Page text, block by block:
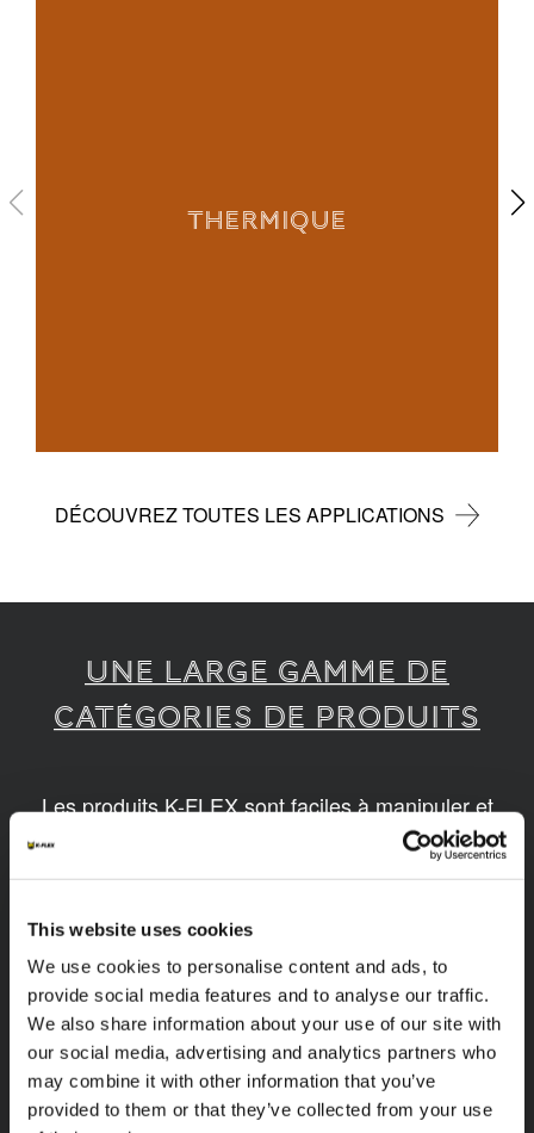
This website uses cookies
We use cookies to personalise content and ads, to
provide social media features and to analyse our traffic.
We also share information about your use of our site with
our social media, advertising and analytics partners who
may combine it with other information that you’ve
provided to them or that they’ve collected from your use
THERMIQUE
DÉCOUVREZ TOUTES LES APPLICATIONS
UNE LARGE GAMME DE
CATÉGORIES DE PRODUITS
Les produits K-FLEX sont faciles à manipuler et
assembler. Nos produits sont disponibles en
différentes dimensions et basés sur des
1/